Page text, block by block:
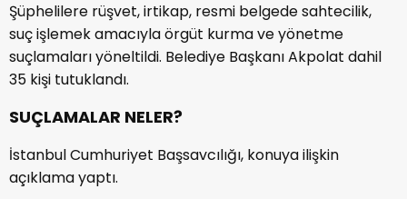
Şüphelilere rüşvet, irtikap, resmi belgede sahtecilik,
suç işlemek amacıyla örgüt kurma ve yönetme
suçlamaları yöneltildi. Belediye Başkanı Akpolat dahil
35 kişi tutuklandı.
SUÇLAMALAR NELER?
İstanbul Cumhuriyet Başsavcılığı, konuya ilişkin
açıklama yaptı.